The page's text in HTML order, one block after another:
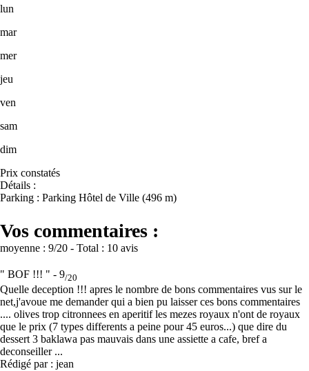
lun
mar
mer
jeu
ven
sam
dim
Prix constatés
Détails :
Parking : Parking Hôtel de Ville (496 m)
Vos commentaires :
moyenne : 9/20 - Total : 10 avis
" BOF !!! " - 9/20
Quelle deception !!! apres le nombre de bons commentaires vus sur le
net,j'avoue me demander qui a bien pu laisser ces bons commentaires
.... olives trop citronnees en aperitif les mezes royaux n'ont de royaux
que le prix (7 types differents a peine pour 45 euros...) que dire du
dessert 3 baklawa pas mauvais dans une assiette a cafe, bref a
deconseiller ...
Rédigé par : jean